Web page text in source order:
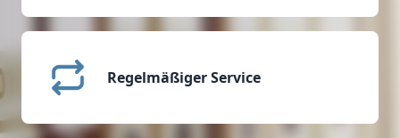
Regelmäßiger Service